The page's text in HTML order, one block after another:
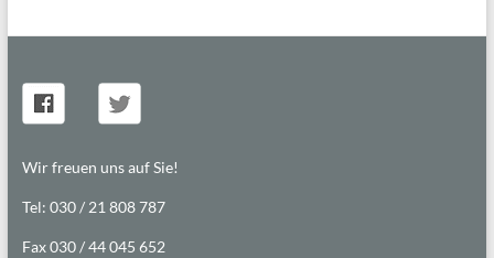
Wir freuen uns auf Sie!
Tel: 030 / 21 808 787
Fax 030 / 44 045 652